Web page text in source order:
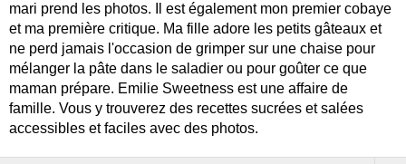
mari prend les photos. Il est également mon premier cobaye
et ma première critique. Ma fille adore les petits gâteaux et
ne perd jamais l'occasion de grimper sur une chaise pour
mélanger la pâte dans le saladier ou pour goûter ce que
maman prépare. Emilie Sweetness est une affaire de
famille. Vous y trouverez des recettes sucrées et salées
accessibles et faciles avec des photos.